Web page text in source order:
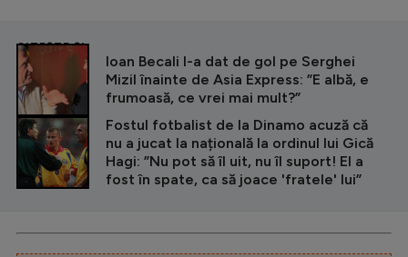
CITEȘTE ȘI
Ioan Becali l-a dat de gol pe Serghei
Mizil înainte de Asia Express: ”E albă, e
frumoasă, ce vrei mai mult?”
Fostul fotbalist de la Dinamo acuză că
nu a jucat la națională la ordinul lui Gică
Hagi: ”Nu pot să îl uit, nu îl suport! El a
fost în spate, ca să joace 'fratele' lui”